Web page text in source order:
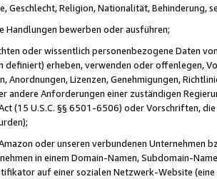
Geschlecht, Religion, Nationalität, Behinderung,
Handlungen bewerben oder ausführen;
oder wissentlich personenbezogene Daten
definiert) erheben, verwenden oder offenlegen,
Anordnungen, Lizenzen, Genehmigungen,
andere Anforderungen einer zuständigen
(15 U.S.C. §§ 6501-6506) oder Vorschriften,
oder unseren verbundenen Unternehmen
in einem Domain-Namen, Subdomain-
auf einer sozialen Netzwerk-Website